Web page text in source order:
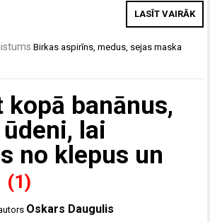
LASĪT VAIRĀK
Birkasaspirīns,medus, sejas maska
kopā banānus,
lai
no klepus un
(1)
Oskars Daugulis